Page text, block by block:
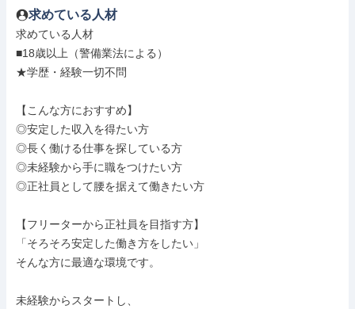
求めている人材
求めている人材
■18歳以上（警備業法による）
★学歴・経験一切不問
【こんな方におすすめ】
◎安定した収入を得たい方
◎長く働ける仕事を探している方
◎未経験から手に職をつけたい方
◎正社員として腰を据えて働きたい方
【フリーターから正社員を目指す方】
「そろそろ安定した働き方をしたい」
そんな方に最適な環境です。
未経験からスタートし、